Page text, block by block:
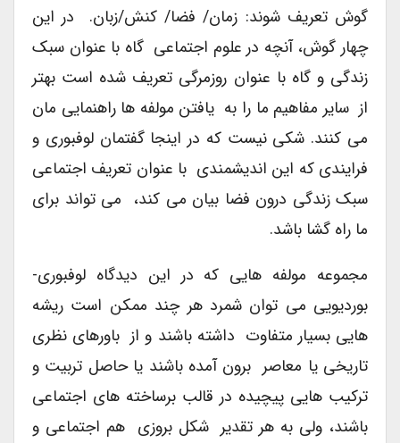
گوش تعریف شوند: زمان/ فضا/ کنش/زبان. در این
چهار گوش، آنچه در علوم اجتماعی گاه با عنوان سبک
زندگی و گاه با عنوان روزمرگی تعریف شده است بهتر
از سایر مفاهیم ما را به یافتن مولفه ها راهنمایی مان
می کنند. شکی نیست که در اینجا گفتمان لوفبوری و
فرایندی که این اندیشمندی با عنوان تعریف اجتماعی
سبک زندگی درون فضا بیان می کند، می تواند برای
ما راه گشا باشد.
مجموعه مولفه هایی که در این دیدگاه لوفبوری-
بوردیویی می توان شمرد هر چند ممکن است ریشه
هایی بسیار متفاوت داشته باشند و از باورهای نظری
تاریخی یا معاصر برون آمده باشند یا حاصل تربیت و
ترکیب هایی پیچیده در قالب برساخته های اجتماعی
باشند، ولی به هر تقدیر شکل بروزی هم اجتماعی و